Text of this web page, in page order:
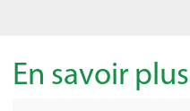
En savoir plus